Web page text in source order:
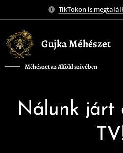
TikTokon is
Gujka Méhészet
Méhészet az Alföld szívében
Nálunk járt